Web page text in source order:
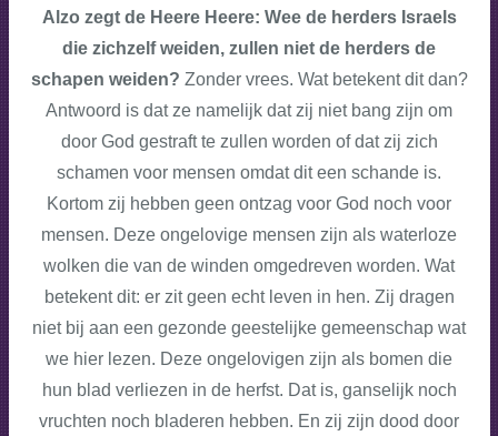
Alzo zegt de Heere Heere: Wee de herders Israels
die zichzelf weiden, zullen niet de herders de
schapen weiden? Zonder vrees. Wat betekent dit dan?
Antwoord is dat ze namelijk dat zij niet bang zijn om
door God gestraft te zullen worden of dat zij zich
schamen voor mensen omdat dit een schande is.
Kortom zij hebben geen ontzag voor God noch voor
mensen. Deze ongelovige mensen zijn als waterloze
wolken die van de winden omgedreven worden. Wat
betekent dit: er zit geen echt leven in hen. Zij dragen
niet bij aan een gezonde geestelijke gemeenschap wat
we hier lezen. Deze ongelovigen zijn als bomen die
hun blad verliezen in de herfst. Dat is, ganselijk noch
vruchten noch bladeren hebben. En zij zijn dood door